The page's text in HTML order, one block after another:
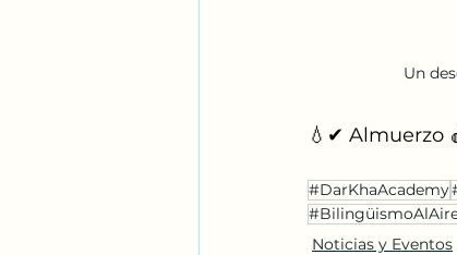
Un
💧✔ Almuerzo
#DarKhaAcademy
Noticias y Eventos